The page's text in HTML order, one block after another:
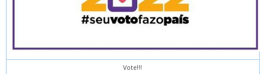
Vote!!!